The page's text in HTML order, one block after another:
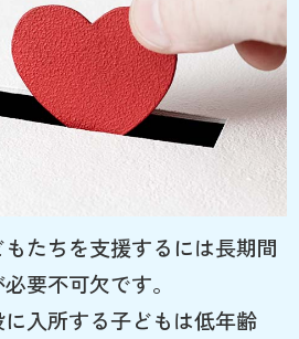
たちを支援するには長期間
要不可欠です。
入所する子どもは低年齢